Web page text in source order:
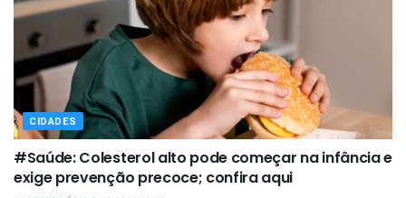
CIDADES
#Saúde: Colesterol alto pode começar na infância e
exige prevenção precoce; confira aqui